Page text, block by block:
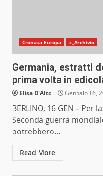
Cronaca Europa z_Archivio
Germania, estratti
prima volta in
Elisa D'Alto Gennaio 16,
BERLINO, 16 GEN – Per
Seconda guerra
potrebbero...
Read More